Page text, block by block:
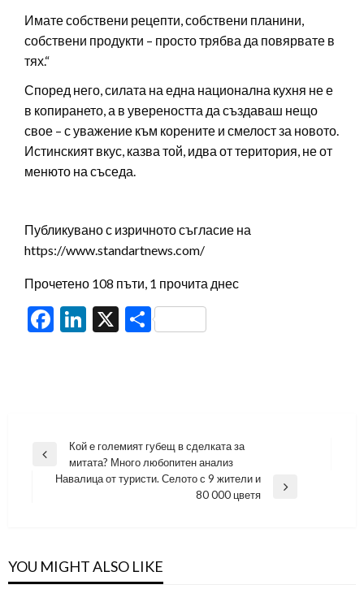
Имате собствени рецепти, собствени планини,
собствени продукти – просто трябва да повярвате в
тях.“
Според него, силата на една национална кухня не е
в копирането, а в увереността да създаваш нещо
свое – с уважение към корените и смелост за новото.
Истинският вкус, казва той, идва от територия, не от
менюто на съседа.
Публикувано с изричното съгласие на
https://www.standartnews.com/
Прочетено 108 пъти, 1 прочита днес
Facebook
LinkedIn
X Share
Навигация
Previous
Кой е големият губещ в сделката за
митата? Много любопитен анализ
Навалица от туристи. Селото с 9 жители и
80 000 цветя
YOU MIGHT ALSO LIKE